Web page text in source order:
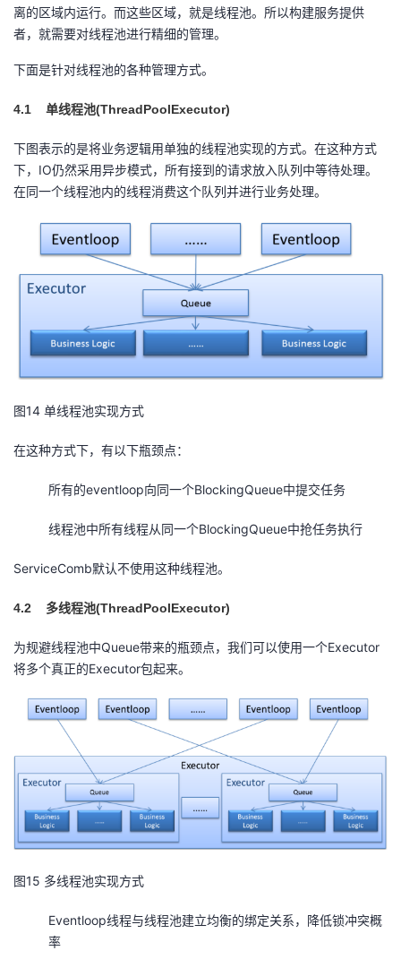
离的区域内运行。而这些区域，就是线程池。所以构建服务提供
者，就需要对线程池进行精细的管理。
下面是针对线程池的各种管理方式。
4.1 单线程池(ThreadPoolExecutor)
下图表示的是将业务逻辑用单独的线程池实现的方式。在这种方式
下，IO仍然采用异步模式，所有接到的请求放入队列中等待处理。
在同一个线程池内的线程消费这个队列并进行业务处理。
图14 单线程池实现方式
在这种方式下，有以下瓶颈点：
所有的eventloop向同一个BlockingQueue中提交任务
线程池中所有线程从同一个BlockingQueue中抢任务执行
ServiceComb默认不使用这种线程池。
4.2 多线程池(ThreadPoolExecutor)
为规避线程池中Queue带来的瓶颈点，我们可以使用一个Executor
将多个真正的Executor包起来。
图15 多线程池实现方式
Eventloop线程与线程池建立均衡的绑定关系，降低锁冲突概
率